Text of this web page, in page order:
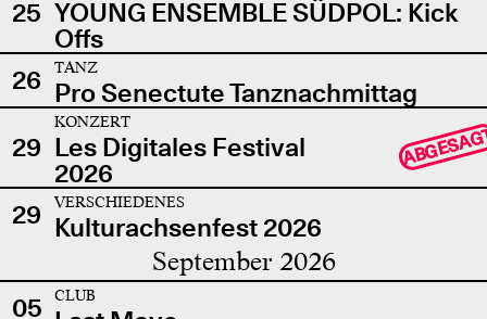
25 YOUNG ENSEMBLE SÜDPOL: Kick
Offs
26
TANZ
Pro Senectute Tanznachmittag
29
KONZERT
Les Digitales Festival
2026
29 VERSCHIEDENES
Kulturachsenfest 2026
September 2026
05 CLUB